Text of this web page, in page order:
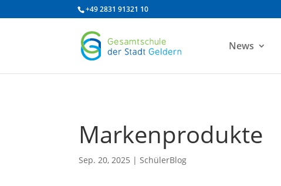
+49 2831 91321 10
News
Markenprodukte
Sep. 20, 2025 |SchülerBlog